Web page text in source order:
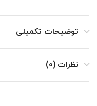
توضیحات تکمیلی
نظرات (0)